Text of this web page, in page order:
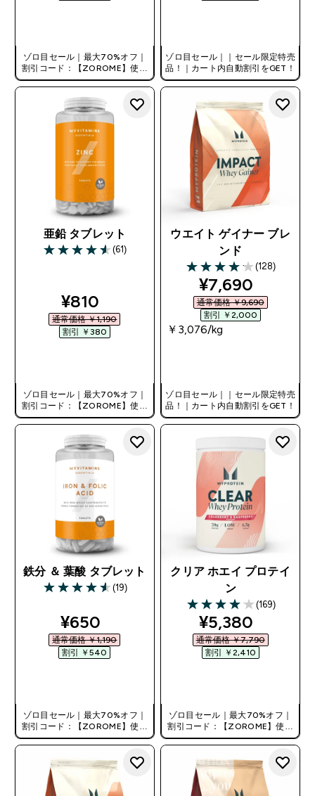
ゾロ目セール｜最大70%オフ｜
割引コード：【ZOROME】使用
で追加10%オフ！
ゾロ目セール｜｜セール限定特売
品！｜カート内自動割引をGET！
亜鉛 タブレット
4.59 out of 5 stars
(61)
discounted price
¥810‎
通常価格 ￥1,190‎
割引 ￥380‎
ゾロ目セール｜最大70%オフ｜
割引コード：【ZOROME】使用
で追加10%オフ！
ウエイト ゲイナー ブレ
ンド
4.13 out of 5 stars
(128)
discounted
¥7,690‎
通常価格 ￥9,690‎
割引 ￥2,000‎
￥3,076‎/kg
ゾロ目セール｜｜セール限定特売
品！｜カート内自動割引をGET！
鉄分 ＆ 葉酸 タブレット
4.58 out of 5 stars
(19)
discounted price
¥650‎
通常価格 ￥1,190‎
割引 ￥540‎
ゾロ目セール｜最大70%オフ｜
割引コード：【ZOROME】使用
で追加10%オフ！
クリア ホエイ プロテイ
ン
4.09 out of 5 stars
(169)
discounted
¥5,380‎
通常価格 ￥7,790‎
割引 ￥2,410‎
ゾロ目セール｜最大70%オフ｜
割引コード：【ZOROME】使用
で追加10%オフ！